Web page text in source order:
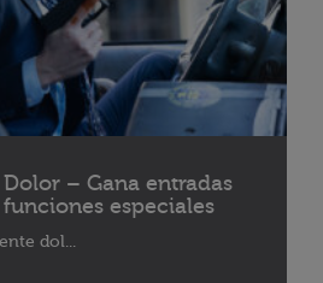
– Gana entradas
especiales
dol...